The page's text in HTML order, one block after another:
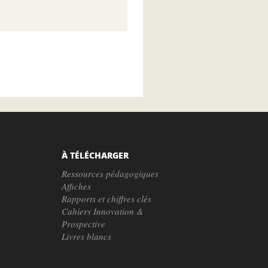
À TÉLÉCHARGER
Ressources pédagogiques
Affiches
Rapports et chiffres clés
Cahiers Innovation &
Prospective
Livres blancs